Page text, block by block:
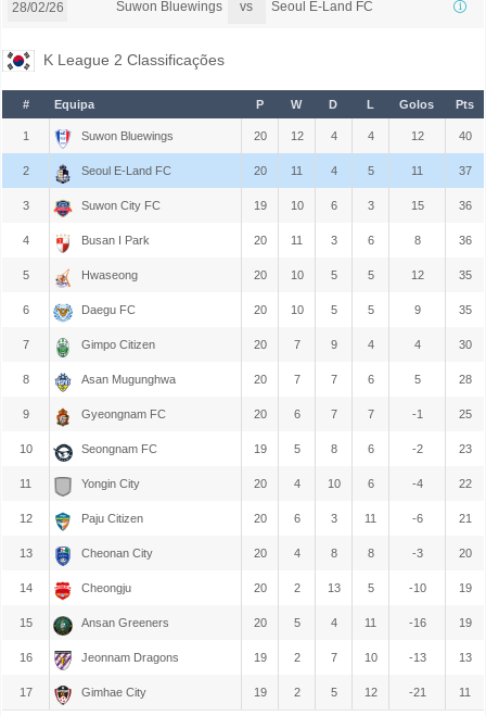
28/02/26 Suwon Bluewings vs Seoul E-Land FC
K League 2 Classificações
# Equipa P W D L Golos Pts
1 Suwon Bluewings 20 12 4 4 12 40
2 Seoul E-Land FC 20 11 4 5 11 37
3 Suwon City FC 19 10 6 3 15 36
4 Busan I Park 20 11 3 6 8 36
5 Hwaseong 20 10 5 5 12 35
6 Daegu FC 20 10 5 5 9 35
7 Gimpo Citizen 20 7 9 4 4 30
8 Asan Mugunghwa 20 7 7 6 5 28
9 Gyeongnam FC 20 6 7 7 -1 25
10 Seongnam FC 19 5 8 6 -2 23
11 Yongin City 20 4 10 6 -4 22
12 Paju Citizen 20 6 3 11 -6 21
13 Cheonan City 20 4 8 8 -3 20
14 Cheongju 20 2 13 5 -10 19
15 Ansan Greeners 20 5 4 11 -16 19
16 Jeonnam Dragons 19 2 7 10 -13 13
17 Gimhae City 19 2 5 12 -21 11